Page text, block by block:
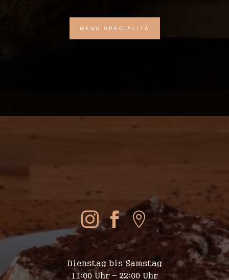
MENU SPECIALITÀ
  
WIR SIND FÜR EUCH DA
Dienstag bis Samstag
11:00 Uhr – 22:00 Uhr